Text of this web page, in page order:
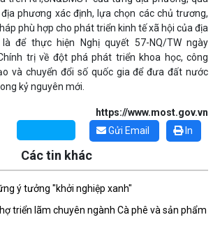
phương xác định, lựa chọn các chủ trương,
phù hợp cho phát triển kinh tế xã hội của địa
để thực hiện Nghị quyết 57-NQ/TW ngày
trị về đột phá phát triển khoa học, công
và chuyển đổi số quốc gia để đưa đất nước
kỷ nguyên mới.
https://www.most.gov.vn
In
Gửi Email
Các tin khác
ý tưởng "khởi nghiệp xanh"
triển lãm chuyên ngành Cà phê và sản phẩm
đáo từ “cây nhà lá vườn”
bức tranh khởi nghiệp đổi mới sáng tạo
nghệ chưa có sự đột phá